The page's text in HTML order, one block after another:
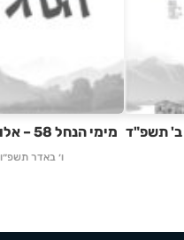
מימי הנחל 58 – אלול תשפ"ג
ו׳ באדר תשפ״ו